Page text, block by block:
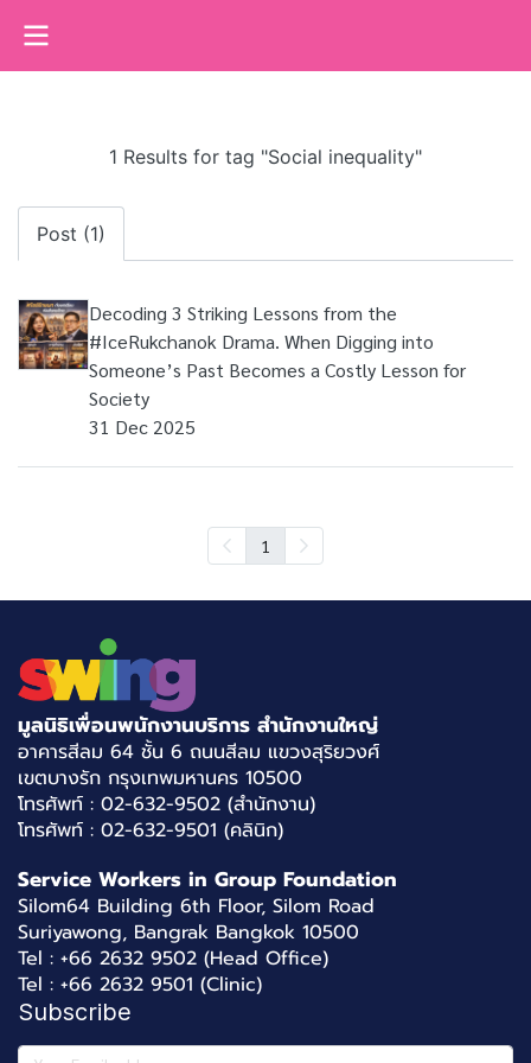
1 Results for tag "Social inequality"
Post (1)
Decoding 3 Striking Lessons from the
#IceRukchanok Drama. When Digging into
Someone’s Past Becomes a Costly Lesson for
Society
31 Dec 2025
1
มูลนิธิเพื่อนพนักงานบริการ สำนักงานใหญ่
อาคารสีลม 64 ชั้น 6 ถนนสีลม แขวงสุริยวงศ์
เขตบางรัก กรุงเทพมหานคร 10500
โทรศัพท์ : 02-632-9502 (สำนักงาน)
โทรศัพท์ : 02-632-9501 (คลินิก)
Service Workers in Group Foundation
Silom64 Building 6th Floor, Silom Road
Suriyawong, Bangrak Bangkok 10500
Tel : +66 2632 9502 (Head Office)
Tel : +66 2632 9501 (Clinic)
Subscribe